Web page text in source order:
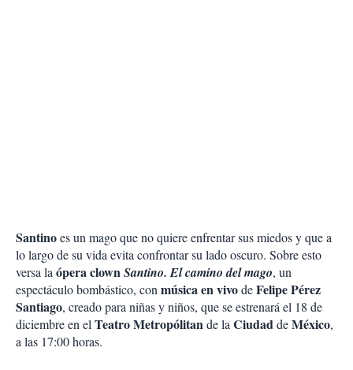
Santinoes un mago que no quiere enfrentar sus miedos y que a
lo largo de su vida evita confrontar su lado oscuro. Sobre esto
versa laóperaclownSantino. El camino del mago, un
espectáculo bombástico, conmúsicaenvivodeFelipePérez
Santiago, creado para niñas y niños, que se estrenará el 18 de
diciembre en elTeatroMetropólitande laCiudaddeMéxico,
a las 17:00 horas.